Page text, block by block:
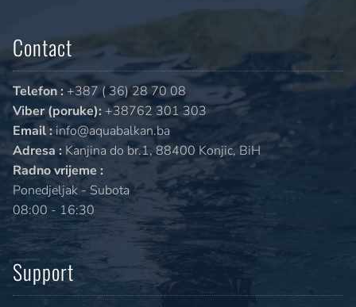
Contact
Telefon : +387 ( 36) 28 70 08
Viber (poruke): +38762 301 303
Email :info@aquabalkan.ba
Adresa : Kanjina do br.1, 88400 Konjic, BiH
Radno vrijeme :
Ponedjeljak - Subota
08:00 - 16:30
Support